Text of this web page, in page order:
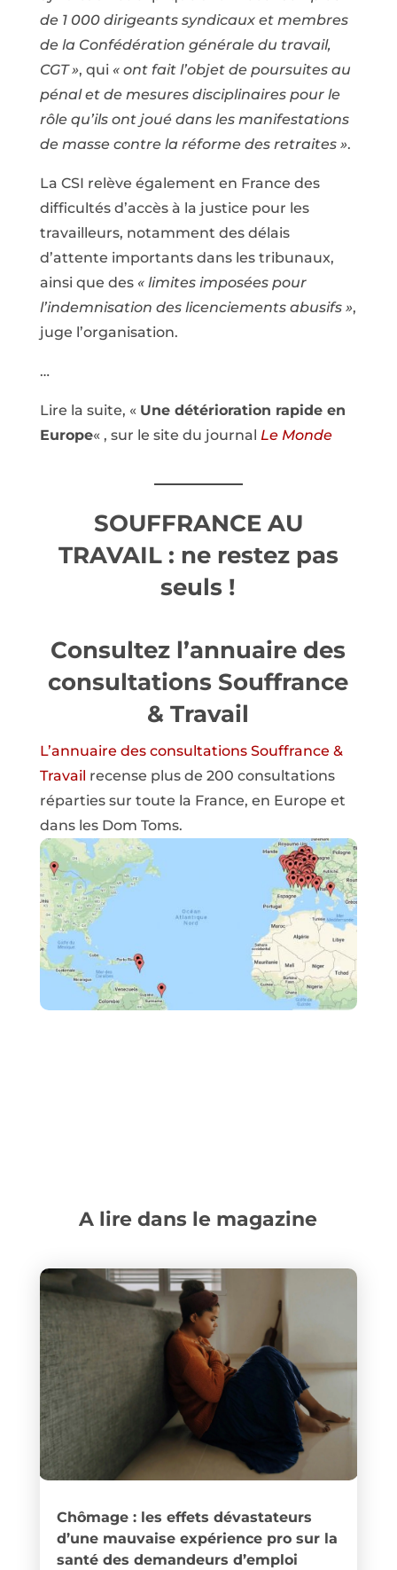
de 1 000 dirigeants syndicaux et membres
de la Confédération générale du travail,
CGT », qui « ont fait l’objet de poursuites au
pénal et de mesures disciplinaires pour le
rôle qu’ils ont joué dans les manifestations
de masse contre la réforme des retraites ».
La CSI relève également en France des
difficultés d’accès à la justice pour les
travailleurs, notamment des délais
d’attente importants dans les tribunaux,
ainsi que des « limites imposées pour
l’indemnisation des licenciements abusifs »,
juge l’organisation.
…
Lire la suite, « Une détérioration rapide en
Europe« , sur le site du journal Le Monde
SOUFFRANCE AU
TRAVAIL : ne restez pas
seuls !
Consultez l’annuaire des
consultations Souffrance
& Travail
L’annuaire des consultations Souffrance &
Travail recense plus de 200 consultations
réparties sur toute la France, en Europe et
dans les Dom Toms.
A lire dans le magazine
Chômage : les effets dévastateurs
d’une mauvaise expérience pro sur la
santé des demandeurs d’emploi